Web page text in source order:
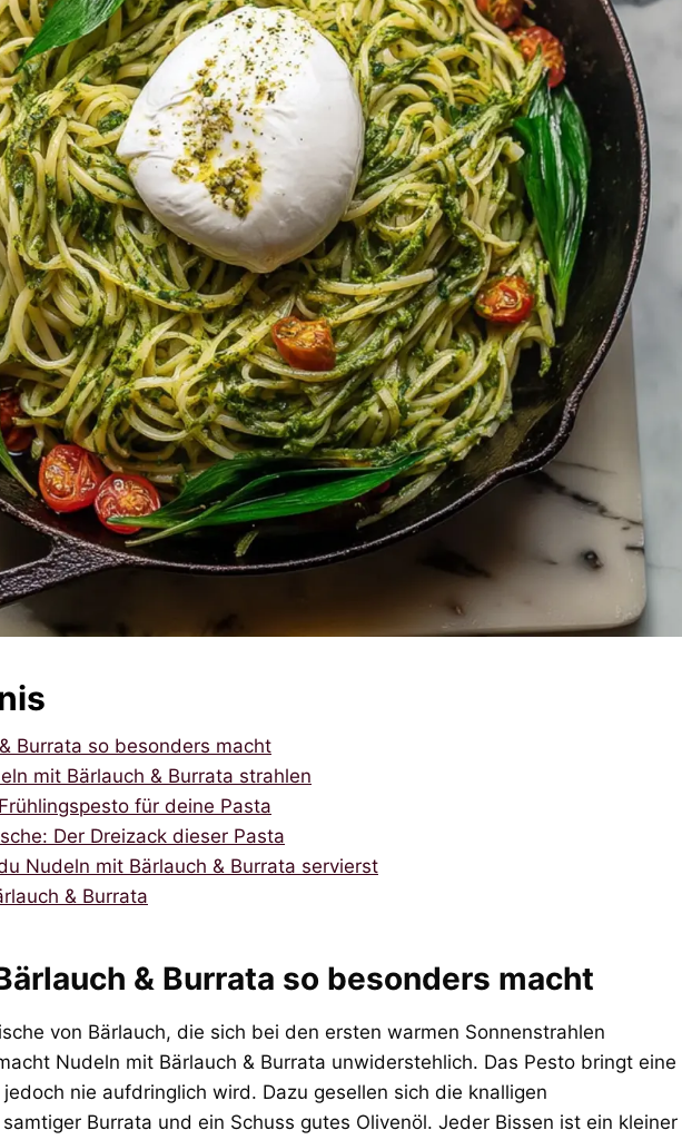
Burrata so besonders macht
mit Bärlauch & Burrata strahlen
für deine Pasta
Der Dreizack dieser Pasta
Nudeln mit Bärlauch & Burrata servierst
& Burrata
& Burrata so besonders macht
von Bärlauch, die sich bei den ersten warmen Sonnenstrahlen
Nudeln mit Bärlauch & Burrata unwiderstehlich. Das Pesto bringt eine
nie aufdringlich wird. Dazu gesellen sich die knalligen
Burrata und ein Schuss gutes Olivenöl. Jeder Bissen ist ein kleiner